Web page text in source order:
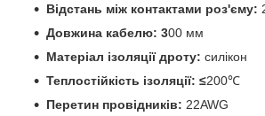
Відстань між контактами роз'єму:
Довжина кабелю: 300 мм
Матеріал ізоляції дроту: силікон
Теплостійкість ізоляції: ≤200℃
Перетин провідників: 22AWG